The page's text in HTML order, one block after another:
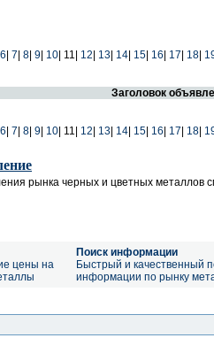
6 7 8 9 10 11| 12 13 14 15 16 17 18
Заголовок
6 7 8 9 10 11| 12 13 14 15 16 17 18
рынка черных и цветных металлов
цены на
Поиск информации
Быстрый и качественный
информации по рынку